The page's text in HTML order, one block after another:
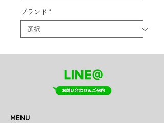
ブランド *
MENU